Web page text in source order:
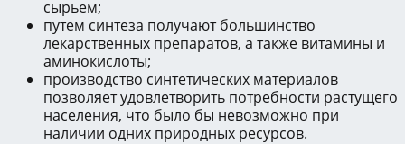
сырьем;
путем синтеза получают большинство
лекарственных препаратов, а также витамины и
аминокислоты;
производство синтетических материалов
позволяет удовлетворить потребности растущего
населения, что было бы невозможно при
наличии одних природных ресурсов.